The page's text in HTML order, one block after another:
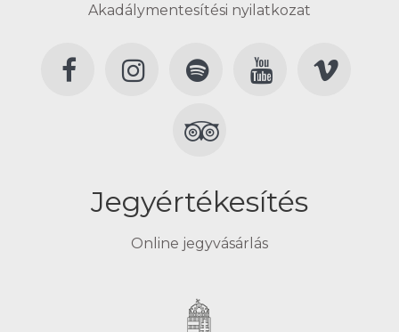
Akadálymentesítési nyilatkozat
Jegyértékesítés
Online jegyvásárlás